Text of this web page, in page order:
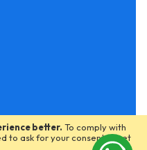
better. To comply with
to ask for your consent to set